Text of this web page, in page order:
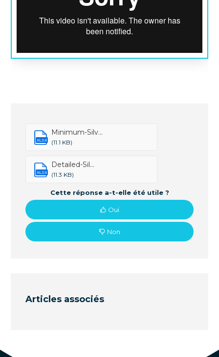
XLSX
Minimum-Silv...
(11.1 KB)
XLSX
Detailed-Sil...
(11.3 KB)
Cette réponse a-t-elle été utile ?
Oui
Non
Articles associés